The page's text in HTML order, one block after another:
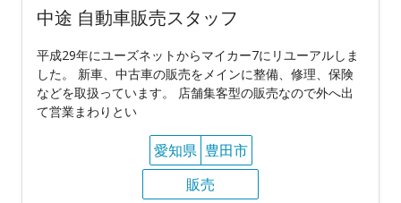
中途 自動車販売スタッフ
平成29年にユーズネットからマイカー7にリユーアルしま
した。 新車、中古車の販売をメインに整備、修理、保険
などを取扱っています。 店舗集客型の販売なので外へ出
て営業まわりとい
愛知県 豊田市
販売